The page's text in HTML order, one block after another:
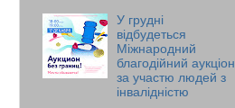
У грудні
відбудеться
Міжнародний
благодійний аукціон
за участю людей з
інвалідністю